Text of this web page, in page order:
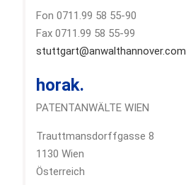
Fon 0711.99 58 55-90
Fax 0711.99 58 55-99
stuttgart@anwalthannover.com
horak.
PATENTANWÄLTE WIEN
Trauttmansdorffgasse 8
1130 Wien
Österreich